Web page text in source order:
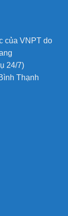
của VNPT do
24/7)
Thạnh